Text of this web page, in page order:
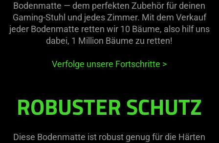
Bodenmatte — dem perfekten Zubehör für deinen
Gaming-Stuhl und jedes Zimmer. Mit dem Verkauf
jeder Bodenmatte retten wir 10 Bäume, also hilf uns
dabei, 1 Million Bäume zu retten!
Verfolge unsere Fortschritte >
ROBUSTER SCHUTZ
Diese Bodenmatte ist robust genug für die Härten